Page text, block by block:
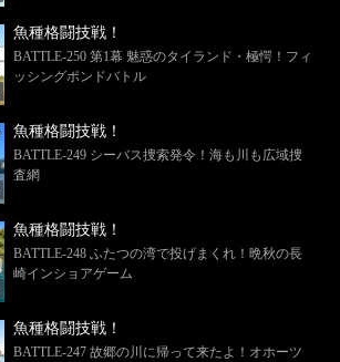
魚種格闘技戦！
BATTLE-250 第1幕 魅惑のタイランド・極愕！フィ
ッシングポンドバトル
魚種格闘技戦！
BATTLE-249 シーバス捜索発令！海も川も広域捜
査網
魚種格闘技戦！
BATTLE-248 ふたつの湾で投げまくれ！晩秋の長
崎インショアゲーム
魚種格闘技戦！
BATTLE-247 故郷の川に帰って来たよ！オホーツ